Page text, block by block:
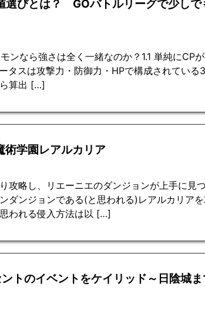
選びとは？ GOバトルリーグで少しで
ンなら強さは全く一緒なのか？1.1 単純にCP
タスは攻撃力・防御力・HPで構成されている
算出 […]
学園レアルカリア
攻略し、リエーニエのダンジョンが上手に見
ダンジョンである(と思われる)レアルカリア
われる侵入方法は以 […]
トのイベントをケイリッド～日陰城